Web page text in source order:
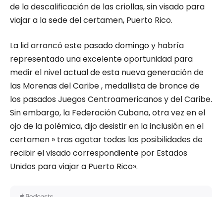
de la descalificación de las criollas, sin visado para
viajar a la sede del certamen, Puerto Rico.
La lid arrancó este pasado domingo y habría
representado una excelente oportunidad para
medir el nivel actual de esta nueva generación de
las Morenas del Caribe , medallista de bronce de
los pasados Juegos Centroamericanos y del Caribe.
Sin embargo, la Federación Cubana, otra vez en el
ojo de la polémica, dijo desistir en la inclusión en el
certamen » tras agotar todas las posibilidades de
recibir el visado correspondiente por Estados
Unidos para viajar a Puerto Rico».